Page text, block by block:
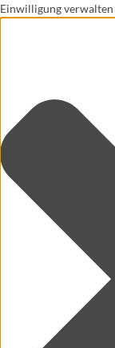
Einwilligung verwalten